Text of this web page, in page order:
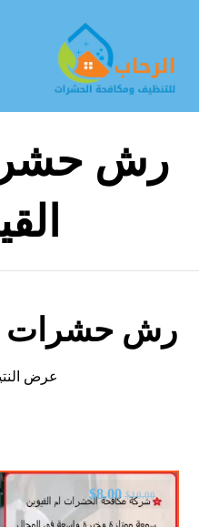
رش
رش حشرات
عرض
$10.00
$8.00